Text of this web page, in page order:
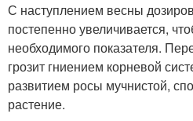
С наступлением весны
постепенно увеличивается,
необходимого показателя.
грозит гниением корневой
развитием росы мучнистой,
растение.